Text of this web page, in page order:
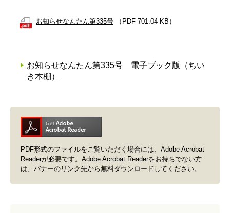
お知らせなんたん第335号 （PDF 701.04 KB）
お知らせなんたん第335号 電子ブック版（ちい
き本棚）
PDF形式のファイルをご覧いただく場合には、Adobe Acrobat
Readerが必要です。Adobe Acrobat Readerをお持ちでない方
は、バナーのリンク先から無料ダウンロードしてください。